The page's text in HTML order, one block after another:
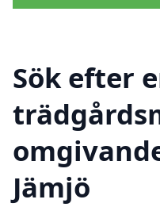
Sök efter
Jämjö